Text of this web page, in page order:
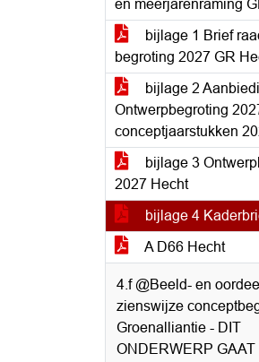
en meerjarenraming
bijlage 1 Brief
begroting 2027 GR
bijlage 2
Ontwerpbegroting
conceptjaarstukken
bijlage 3
2027 Hecht
bijlage 4
A D66 Hecht
4.f @Beeld- en
zienswijze
Groenalliantie - DIT
ONDERWERP GAAT